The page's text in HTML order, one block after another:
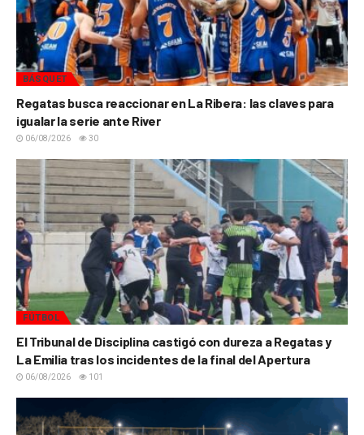
BÁSQUET
Regatas busca reaccionar en La Ribera: las claves para
igualar la serie ante River
06/08/2026 30
FÚTBOL
El Tribunal de Disciplina castigó con dureza a Regatas y
La Emilia tras los incidentes de la final del Apertura
06/08/2026 101